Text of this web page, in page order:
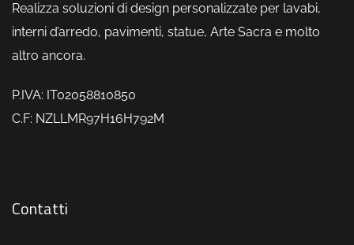
Realizza soluzioni di design personalizzate per lavabi,
interni d’arredo, pavimenti, statue, Arte Sacra e molto
altro ancora.
P.IVA: IT02058810850
C.F: NZLLMR97H16H792M
Contatti